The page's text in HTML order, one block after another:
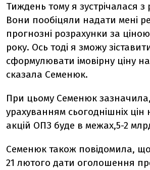
Тиждень тому я зустрічалася з
Вони пообіцяли надати мені
прогнозні розрахунки за
року. Ось тоді я зможу зіставити
сформулювати імовірну ціну
сказала Семенюк.
При цьому Семенюк
урахуванням сьогоднішніх цін
акцій ОПЗ буде в межах,5-2
Семенюк також повідомила,
21 лютого дати оголошення